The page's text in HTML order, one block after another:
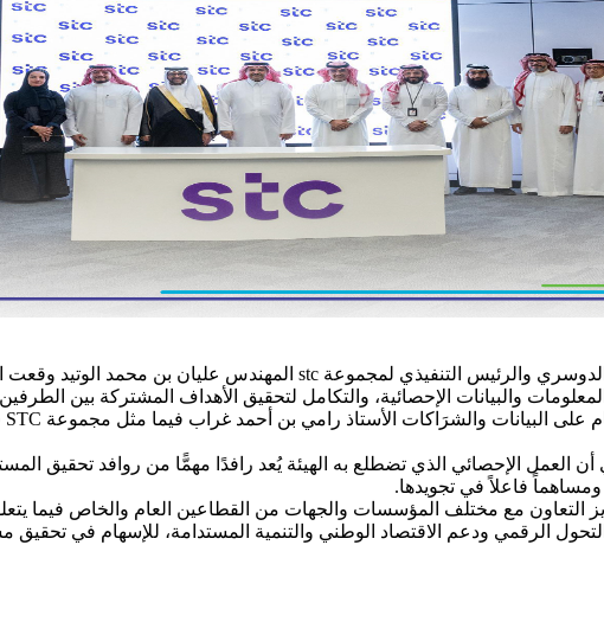
والبيانات الإحصائية، والتكامل لتحقيق الأهداف المشتركة بين
ومساهماً فاعلاً في تجويدها.
التعاون مع مختلف المؤسسات والجهات من القطاعين العام والخاص فيما
الرقمي ودعم الاقتصاد الوطني والتنمية المستدامة، للإسهام في تحقيق